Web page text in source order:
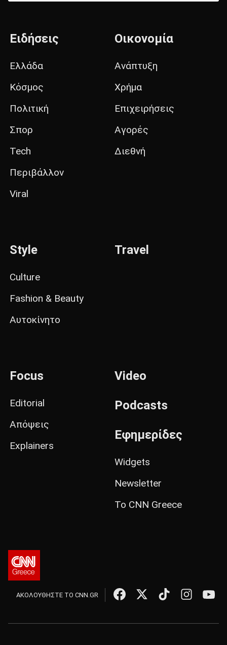
Ειδήσεις
Ελλάδα
Κόσμος
Πολιτική
Σπορ
Tech
Περιβάλλον
Viral
Οικονομία
Ανάπτυξη
Χρήμα
Επιχειρήσεις
Αγορές
Διεθνή
Style
Culture
Fashion & Beauty
Αυτοκίνητο
Travel
Focus
Editorial
Απόψεις
Explainers
Video
Podcasts
Εφημερίδες
Widgets
Newsletter
Το CNN Greece
ΑΚΟΛΟΥΘΗΣΤΕ ΤΟ CNN.GR